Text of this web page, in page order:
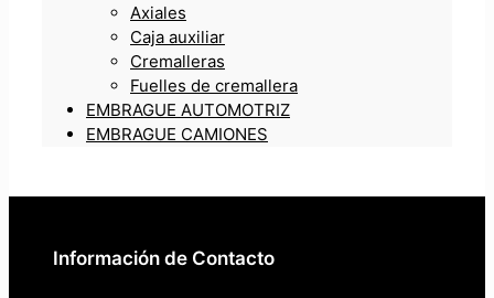
Axiales
Caja auxiliar
Cremalleras
Fuelles de cremallera
EMBRAGUE AUTOMOTRIZ
EMBRAGUE CAMIONES
Información de Contacto